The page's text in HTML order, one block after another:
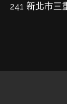
241 新北市三